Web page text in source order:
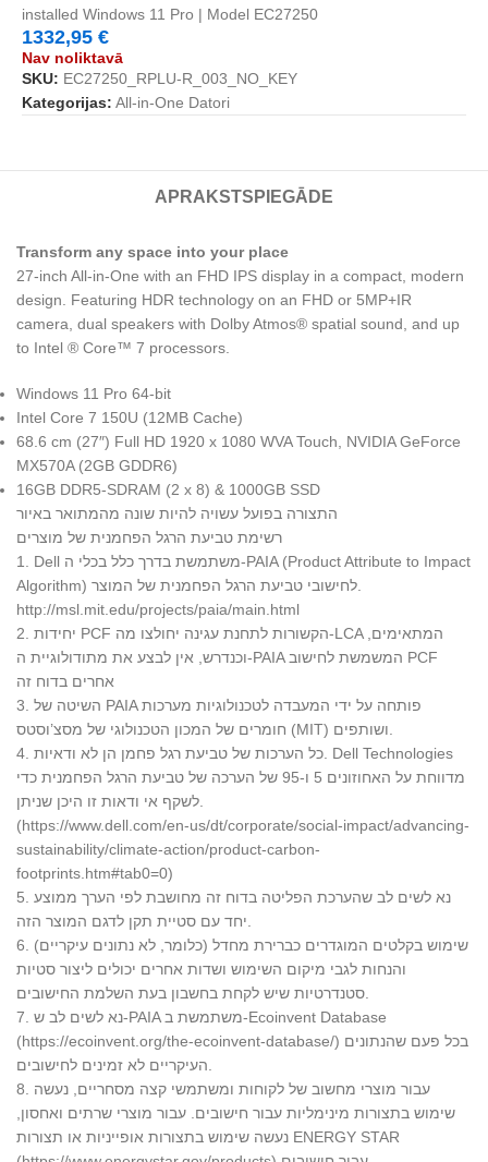
installed Windows 11 Pro | Model EC27250
1332,95 €
Nav noliktavā
SKU: EC27250_RPLU-R_003_NO_KEY
Kategorijas: All-in-One Datori
APRAKSTS PIEGĀDE
Transform any space into your place
27-inch All-in-One with an FHD IPS display in a compact, modern
design. Featuring HDR technology on an FHD or 5MP+IR
camera, dual speakers with Dolby Atmos® spatial sound, and up
to Intel ® Core™ 7 processors.
Windows 11 Pro 64-bit
Intel Core 7 150U (12MB Cache)
68.6 cm (27″) Full HD 1920 x 1080 WVA Touch, NVIDIA GeForce
MX570A (2GB GDDR6)
16GB DDR5-SDRAM (2 x 8) & 1000GB SSD
התצורה בפועל עשויה להיות שונה מהמתואר באיור
רשימת טביעת הרגל הפחמנית של מוצרים
1. Dell משתמשת בדרך כלל בכלי ה-PAIA ‏(Product Attribute to Impact
Algorithm) לחישובי טביעת הרגל הפחמנית של המוצר.
http://msl.mit.edu/projects/paia/main.html
2. יחידות PCF הקשורות לתחנת עגינה יחולצו מה-LCA המתאימים,
וכנדרש, אין לבצע את מתודולוגיית ה-PAIA המשמשת לחישוב PCF
אחרים בדוח זה
3. השיטה של PAIA פותחה על ידי המעבדה לטכנולוגיות מערכות
4. כל הערכות של טביעת רגל פחמן הן לא ודאיות. Dell Technologies
מדווחת על האחוזונים 5 ו-95 של הערכה של טביעת הרגל הפחמנית כדי
(https://www.dell.com/en-us/dt/corporate/social-impact/advancing-
sustainability/climate-action/product-carbon-
footprints.htm#tab0=0)
5. נא לשים לב שהערכת הפליטה בדוח זה מחושבת לפי הערך ממוצע
6. שימוש בקלטים המוגדרים כברירת מחדל (כלומר, לא נתונים עיקריים)
והנחות לגבי מיקום השימוש ושדות אחרים יכולים ליצור סטיות
7. נא לשים לב ש-PAIA משתמשת ב-Ecoinvent Database
(https://ecoinvent.org/the-ecoinvent-database/) בכל פעם שהנתונים
8. עבור מוצרי מחשוב של לקוחות ומשתמשי קצה מסחריים, נעשה
שימוש בתצורות מינימליות עבור חישובים. עבור מוצרי שרתים ואחסון,
נעשה שימוש בתצורות אופייניות או תצורות ENERGY STAR